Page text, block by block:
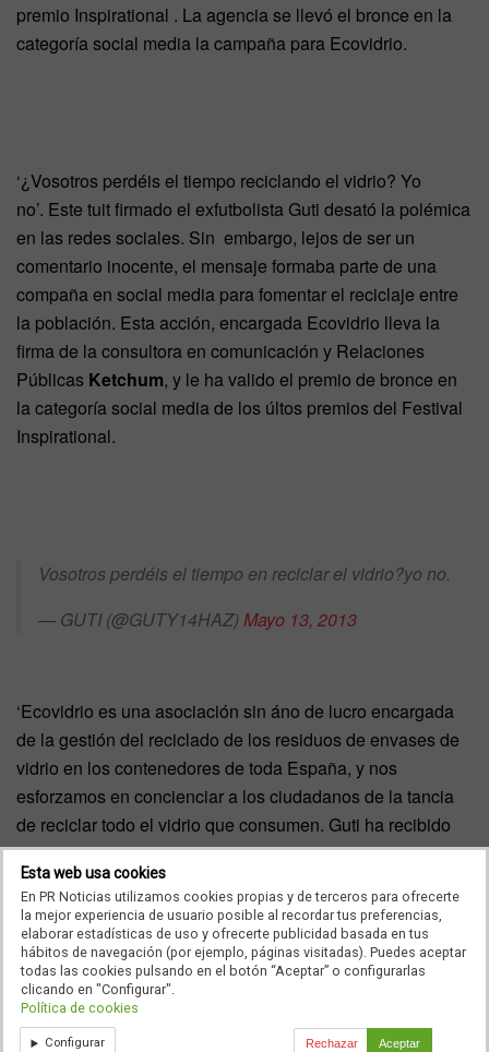
premio Inspirational . La agencia se llevó el bronce en la
categoría social media la campaña para Ecovidrio.
‘¿Vosotros perdéis el tiempo reciclando el vidrio? Yo
no’. Este tuit firmado el exfutbolista Guti desató la polémica
en las redes sociales. Sin embargo, lejos de ser un
comentario inocente, el mensaje formaba parte de una
compaña en social media para fomentar el reciclaje entre
la población. Esta acción, encargada Ecovidrio lleva la
firma de la consultora en comunicación y Relaciones
Públicas Ketchum, y le ha valido el premio de bronce en
la categoría social media de los últos premios del Festival
Inspirational.
Vosotros perdéis el tiempo en reciclar el vidrio?yo no.
— GUTI (@GUTY14HAZ) Mayo 13, 2013
‘Ecovidrio es una asociación sin áno de lucro encargada
de la gestión del reciclado de los residuos de envases de
vidrio en los contenedores de toda España, y nos
esforzamos en concienciar a los ciudadanos de la tancia
de reciclar todo el vidrio que consumen. Guti ha recibido
muchas críticas decir que no recicla. Esperamos que esto
nos haga reflexionar a todos, pues si como sociedad
estamos de acuerdo en que no reciclar es un comtamiento
reprobable, esa mentalidad debe empezar todos y cada
uno de nosotros’, así explicaban desdeKetchumesta
acción de comunicación dentro de la estrategia social
media paraEcovidrio
Esta web usa cookies
En PR Noticias utilizamos cookies propias y de terceros para ofrecerte
la mejor experiencia de usuario posible al recordar tus preferencias,
elaborar estadísticas de uso y ofrecerte publicidad basada en tus
hábitos de navegación (por ejemplo, páginas visitadas). Puedes aceptar
todas las cookies pulsando en el botón “Aceptar” o configurarlas
clicando en "Configurar".
Política de cookies
Configurar Rechazar Aceptar